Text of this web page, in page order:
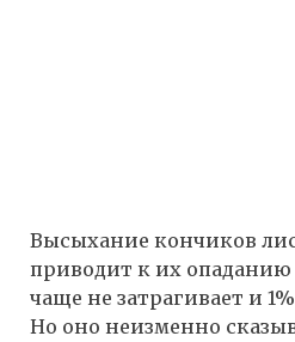
Высыхание кончиков
приводит к их
чаще не затрагивает и
Но оно неизменно